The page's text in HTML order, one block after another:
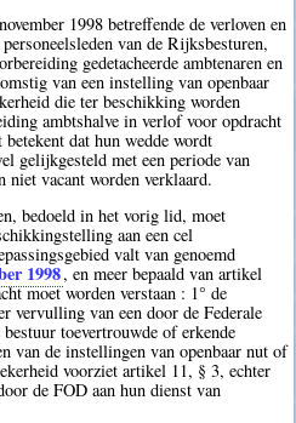
1998 betreffende de verloven en
van de Rijksbesturen,
gedetacheerde ambtenaren en
van een instelling van openbaar
die ter beschikking worden
ambtshalve in verlof voor opdracht
dat hun wedde wordt
gelijkgesteld met een periode van
vacant worden verklaard.
bedoeld in het vorig lid, moet
aan een cel
valt van genoemd
1998, en meer bepaald van artikel
moet worden verstaan : 1° de
vervulling van een door de Federale
toevertrouwde of erkende
van de instellingen van openbaar nut of
voorziet artikel 11, § 3, echter
de FOD aan hun dienst van